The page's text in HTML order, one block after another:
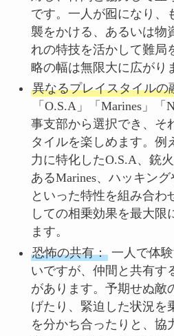
です。一人が囮になり、
襲をかける、あるいは物
れの特技を活かして難局
略の幅は無限大に広がり
異なるプレイスタイルの
「O.S.A」「Marines」「
事支部から選択でき、そ
タイルを楽しめます。例
力に特化したO.S.A、銃
あるMarines、ハッキン
といった特性を組み合わ
しての相乗効果を最大限
ます。
恐怖の共有：一人で体験
いですが、仲間と共有す
があります。予期せぬ敵
げたり、緊迫した状況を
を分かち合ったりと、協